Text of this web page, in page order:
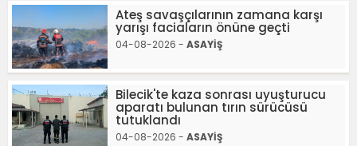
Ateş savaşçılarının zamana karşı
yarışı faciaların önüne geçti
04-08-2026 - ASAYİŞ
Bilecik'te kaza sonrası uyuşturucu
aparatı bulunan tırın sürücüsü
tutuklandı
04-08-2026 - ASAYİŞ